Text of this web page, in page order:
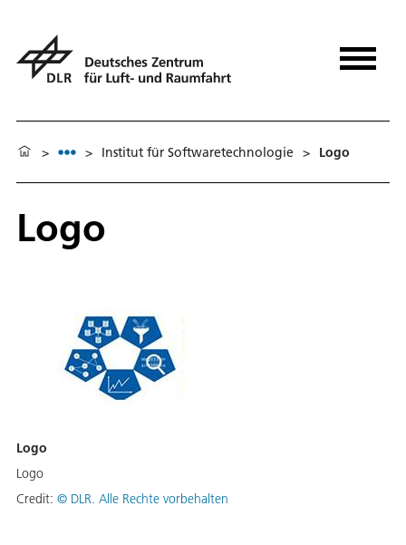
> > Institut für Softwaretechnologie > Logo
Logo
Logo
Logo
Credit: © DLR. Alle Rechte vorbehalten